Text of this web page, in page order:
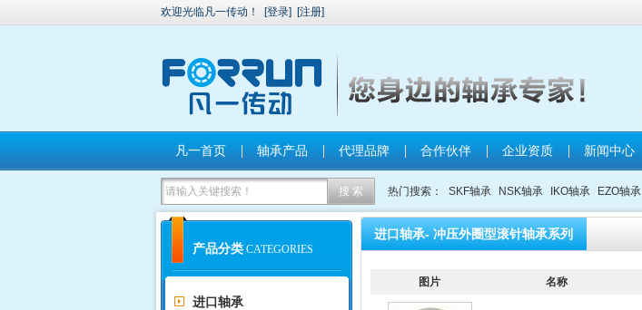
欢迎光临凡一传动！ [登录] [注册]
凡一首页 轴承产品 代理品牌 合作伙伴 企业资质 新闻中心
热门搜索： SKF轴承 NSK轴承 IKO轴承 EZO轴承
产品分类 CATEGORIES
进口轴承
进口轴承- 冲压外圈型滚针轴承系列
图片 名称